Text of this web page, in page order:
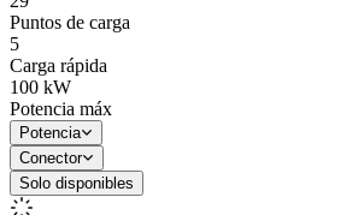
Puntos de carga
5
Carga rápida
100 kW
Potencia máx
Potencia
Conector
Solo disponibles